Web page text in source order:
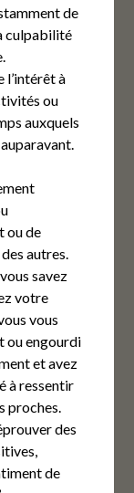
de
culpabilité
l’intérêt à
ou
auxquels
ou de
autres.
savez
votre
vous
ou engourdi
et avez
à ressentir
proches.
des
de